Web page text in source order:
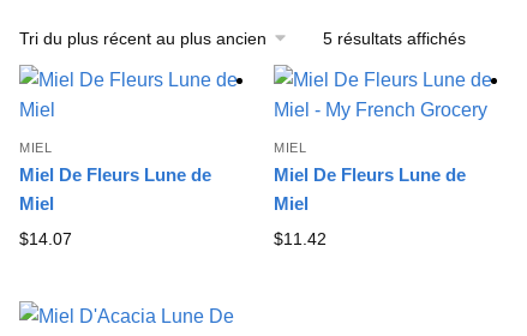
5 résultats affichés
plus
récent
MIEL
Miel De Fleurs Lune de
Miel
$14.07
MIEL
Miel De Fleurs Lune de
Miel
$11.42